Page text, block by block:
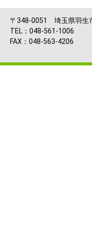
〒348-0051 埼玉県羽生
TEL：048-561-1006
FAX：048-563-4206